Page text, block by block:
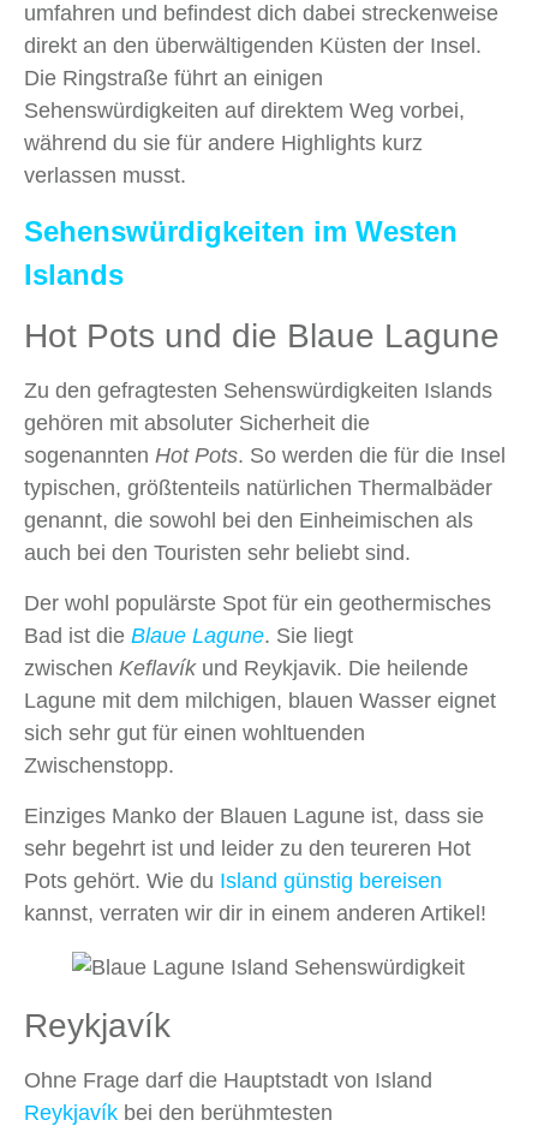
umfahren und befindest dich dabei streckenweise
direkt an den überwältigenden Küsten der Insel.
Die Ringstraße führt an einigen
Sehenswürdigkeiten auf direktem Weg vorbei,
während du sie für andere Highlights kurz
verlassen musst.
Sehenswürdigkeiten im Westen
Islands
Hot Pots und die Blaue Lagune
Zu den gefragtesten Sehenswürdigkeiten Islands
gehören mit absoluter Sicherheit die
sogenannten Hot Pots. So werden die für die Insel
typischen, größtenteils natürlichen Thermalbäder
genannt, die sowohl bei den Einheimischen als
auch bei den Touristen sehr beliebt sind.
Der wohl populärste Spot für ein geothermisches
Bad ist die Blaue Lagune. Sie liegt
zwischen Keflavíkund Reykjavik. Die heilende
Lagune mit dem milchigen, blauen Wasser eignet
sich sehr gut für einen wohltuenden
Zwischenstopp.
Einziges Manko der Blauen Lagune ist, dass sie
sehr begehrt ist und leider zu den teureren Hot
Pots gehört. Wie du Island günstig bereisen
kannst, verraten wir dir in einem anderen Artikel!
Reykjavík
Ohne Frage darf die Hauptstadt von Island
Reykjavík bei den berühmtesten